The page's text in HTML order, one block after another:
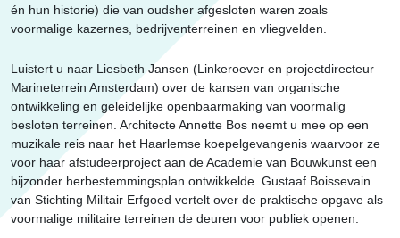
én hun historie) die van oudsher afgesloten waren zoals
voormalige kazernes, bedrijventerreinen en vliegvelden.
Luistert u naar Liesbeth Jansen (Linkeroever en projectdirecteur
Marineterrein Amsterdam) over de kansen van organische
ontwikkeling en geleidelijke openbaarmaking van voormalig
besloten terreinen. Architecte Annette Bos neemt u mee op een
muzikale reis naar het Haarlemse koepelgevangenis waarvoor ze
voor haar afstudeerproject aan de Academie van Bouwkunst een
bijzonder herbestemmingsplan ontwikkelde. Gustaaf Boissevain
van Stichting Militair Erfgoed vertelt over de praktische opgave als
voormalige militaire terreinen de deuren voor publiek openen.